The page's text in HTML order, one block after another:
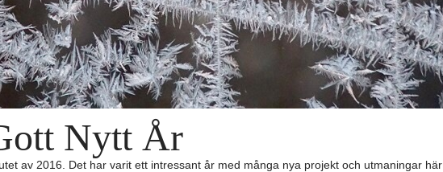
Nytt År
av 2016. Det har varit ett intressant år med många nya projekt och utmaningar här